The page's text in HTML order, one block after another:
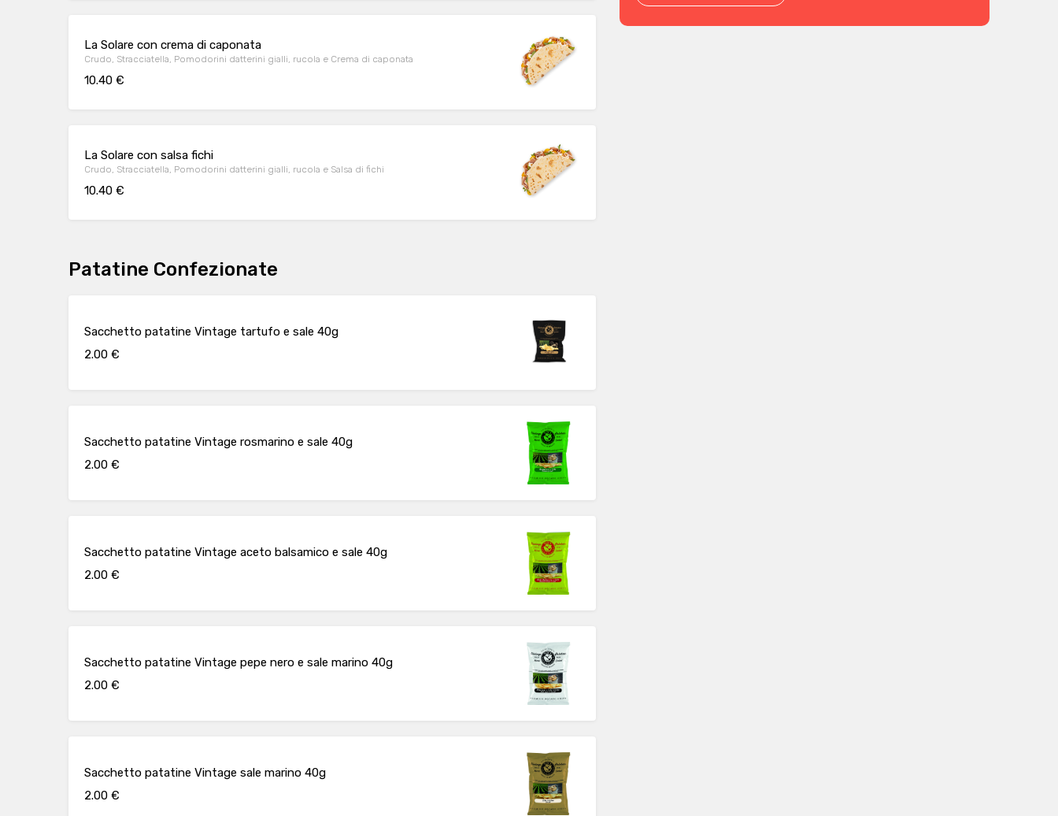
La Solare con crema di caponata
Crudo, Stracciatella, Pomodorini datterini gialli, rucola e Crema di caponata
10.40 €
La Solare con salsa fichi
Crudo, Stracciatella, Pomodorini datterini gialli, rucola e Salsa di fichi
10.40 €
Patatine Confezionate
Sacchetto patatine Vintage tartufo e sale 40g
2.00 €
Sacchetto patatine Vintage rosmarino e sale 40g
2.00 €
Sacchetto patatine Vintage aceto balsamico e sale 40g
2.00 €
Sacchetto patatine Vintage pepe nero e sale marino 40g
2.00 €
Sacchetto patatine Vintage sale marino 40g
2.00 €